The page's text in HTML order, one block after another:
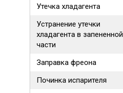
Утечка хладагента
Устранение утечки
хладагента в запененной
части
Заправка фреона
Починка испарителя